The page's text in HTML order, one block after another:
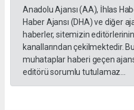
Anadolu Ajansı (AA), İhlas
Haber Ajansı (DHA) ve diğer
haberler, sitemizin
kanallarından çekilmektedir.
muhataplar haberi geçen
editörü sorumlu tutulamaz...